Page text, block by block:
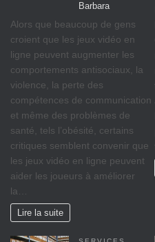
Barbara
Alors que beaucoup de gens
croient que les jeux vidéo en
ligne peuvent augmenter les
comportements antisociaux, la
violence, la perte des
compétences de communication
et même des problèmes de
santé, tels l’obésité, certains
critiques semblent convenir que
les jeux vidéo en ligne peuvent
aider les joueurs à améliorer
la…
Lire la suite